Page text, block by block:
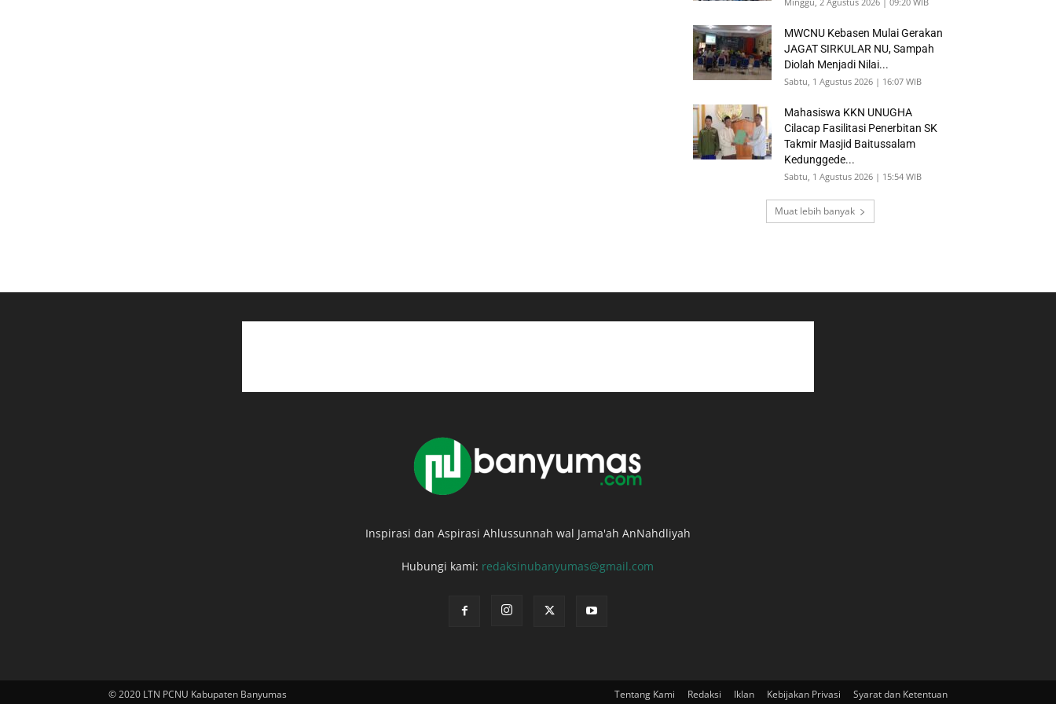
MWCNU Kebasen Mulai Gerakan
JAGAT SIRKULAR NU, Sampah
Diolah Menjadi Nilai...
Sabtu, 1 Agustus 2026 | 16:07 WIB
Mahasiswa KKN UNUGHA
Cilacap Fasilitasi Penerbitan SK
Takmir Masjid Baitussalam
Kedunggede...
Sabtu, 1 Agustus 2026 | 15:54 WIB
Muat lebih banyak
Inspirasi dan Aspirasi Ahlussunnah wal Jama'ah AnNahdliyah
Hubungi kami: redaksinubanyumas@gmail.com
Tentang Kami Redaksi Iklan Kebijakan Privasi Syarat dan Ketentuan
© 2020 LTN PCNU Kabupaten Banyumas